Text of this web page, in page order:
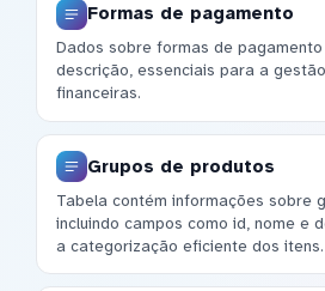
Formas de pagamento
Dados sobre formas de pagamento
descrição, essenciais para a
financeiras.
Grupos de produtos
Tabela contém informações sobre
incluindo campos como id, nome e
a categorização eficiente dos itens.